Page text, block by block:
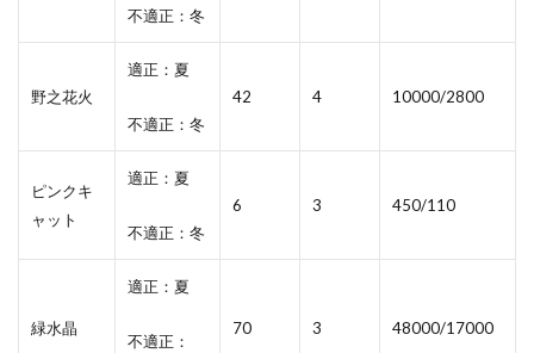
不適正：冬
野之花火
適正：夏
不適正：冬
42 4 10000/2800
ピンクキ
ャット
適正：夏
不適正：冬
6 3 450/110
緑水晶
適正：夏
不適正：
70 3 48000/17000